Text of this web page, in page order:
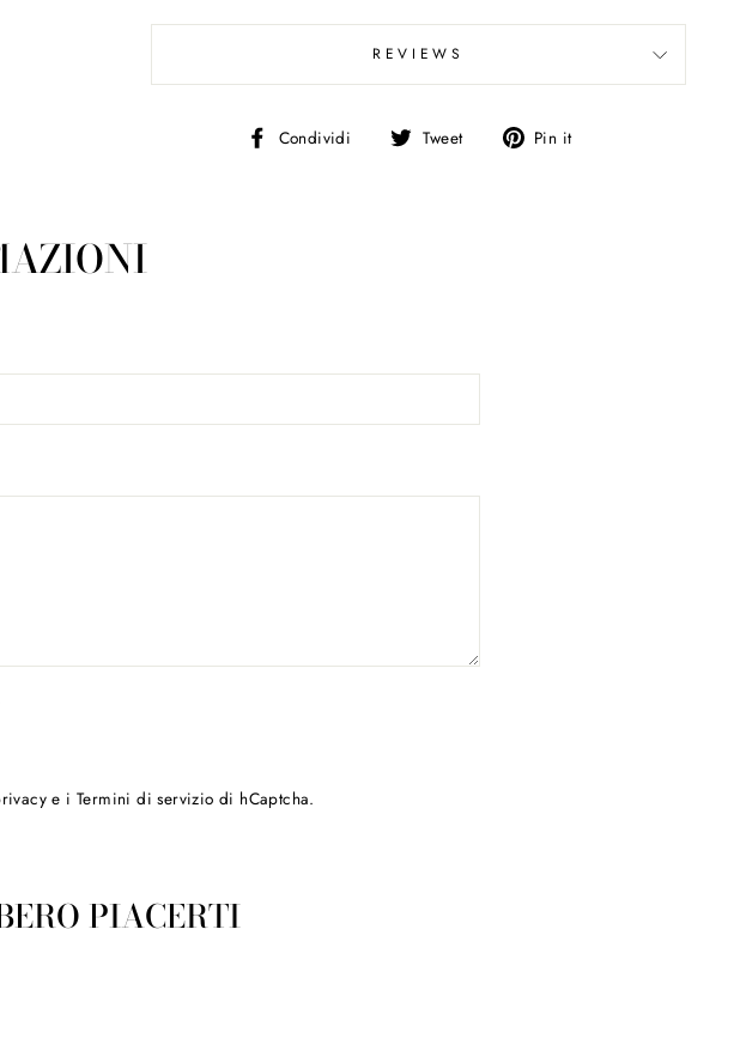
REVIEWS
Condividi
Condividi
Tweet
Tweet Pin it
e i Termini di servizio di hCaptcha.
PIACERTI